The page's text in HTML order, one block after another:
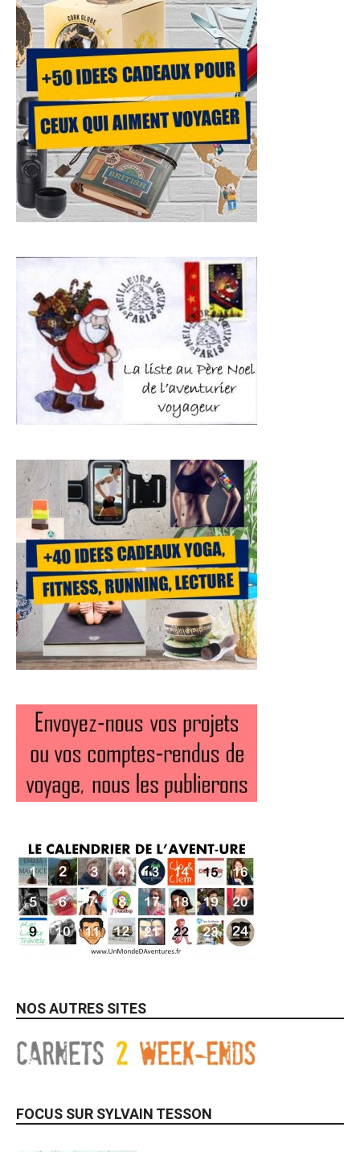
NOS AUTRES SITES
FOCUS SUR SYLVAIN TESSON